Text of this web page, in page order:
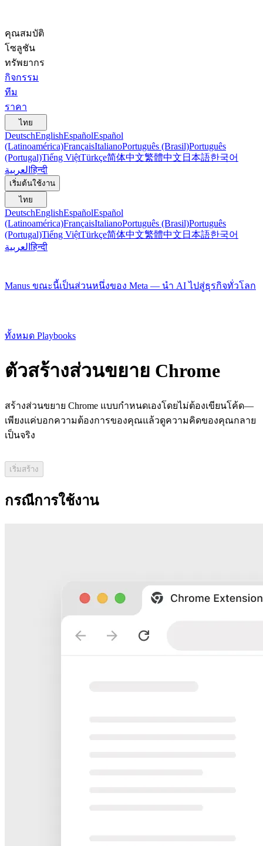
คุณสมบัติ
โซลูชัน
ทรัพยากร
กิจกรรม
ทีม
ราคา
ไทย
DeutschEnglishEspañolEspañol
(Latinoamérica)FrançaisItalianoPortuguês (Brasil)Português
(Portugal)Tiếng ViệtTürkçe简体中文繁體中文 日本語한국어
العربيةहिन्दी
เริ่มต้นใช้งาน
ไทย
DeutschEnglishEspañolEspañol
(Latinoamérica)FrançaisItalianoPortuguês (Brasil)Português
(Portugal)Tiếng ViệtTürkçe简体中文繁體中文 日本語한국어
العربيةहिन्दी
Manus ขณะนี้เป็นส่วนหนึ่งของ Meta — นำ AI ไปสู่ธุรกิจทั่วโลก
ทั้งหมด Playbooks
ตัวสร้างส่วนขยาย Chrome
สร้างส่วนขยาย Chrome แบบกำหนดเองโดยไม่ต้องเขียนโค้ด—
เพียงแค่บอกความต้องการของคุณแล้วดูความคิดของคุณกลาย
เป็นจริง
เริ่มสร้าง
กรณีการใช้งาน